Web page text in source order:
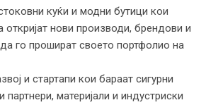
куќи и модни бутици кои
откријат нови производи, брендови и
го прошират своето портфолио на
и стартапи кои бараат сигурни
партнери, материјали и индустриски